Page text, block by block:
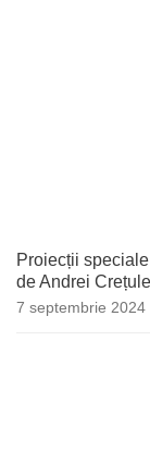
Proiecții
de Andrei
7 septembrie 2024